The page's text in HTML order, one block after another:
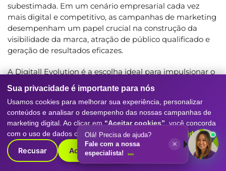
subestimada. Em um cenário empresarial cada vez
mais digital e competitivo, as campanhas de marketing
desempenham um papel crucial na construção da
visibilidade da marca, atração de público qualificado e
geração de resultados eficazes.
A Digitall Evolution é a escolha ideal para impulsionar o
sucesso do seu negócio por meio de campanhas
estratégicas e personalizadas. Com nossa experiência,
expertise e foco em resultados reais, estamos
comprometidos em ajudar sua empresa a alcançar seus
objetivos de marketing e se destacar no mercado
brasileiro.
Se você deseja impulsionar o sucesso do seu negócio
Sua privacidade é importante para nós
Usamos cookies para melhorar sua experiência, personalizar
conteúdos e analisar o desempenho das nossas campanhas de
marketing digital. Ao clicar em “Aceitar cookies” , você concorda
com o uso de dados conforme nossaPolítica de Privacidade.
Recusar Aceitar cookies
Olá! Precisa de ajuda?
Fale com a nossa
especialista!
×